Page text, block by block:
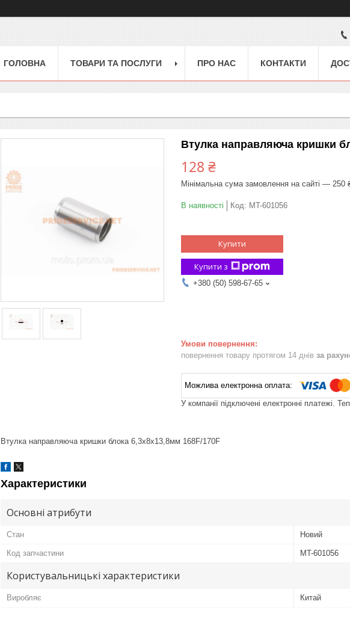
ГОЛОВНА ТОВАРИ ТА ПОСЛУГИ ПРО НАС КОНТАКТИ
Втулка направляюча кришки
128 ₴
Мінімальна сума замовлення на сайті — 250
В наявності Код: MT-601056
Купити
Купити з
+380 (50) 598-67-65
повернення товару протягом 14 днів за
У компанії підключені електронні платежі.
Втулка направляюча кришки блока 6,3x8x13,8мм 168F/170F
Характеристики
Основні атрибути
Стан Новий
Код запчастини MT-601056
Користувальницькі характеристики
Виробляє Китай